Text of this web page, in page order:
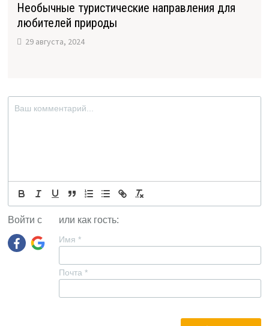
Необычные туристические направления для
любителей природы
29 августа, 2024
Войти с или как гость:
Имя *
Почта *